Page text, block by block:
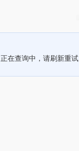
正在查询中，请刷新重试